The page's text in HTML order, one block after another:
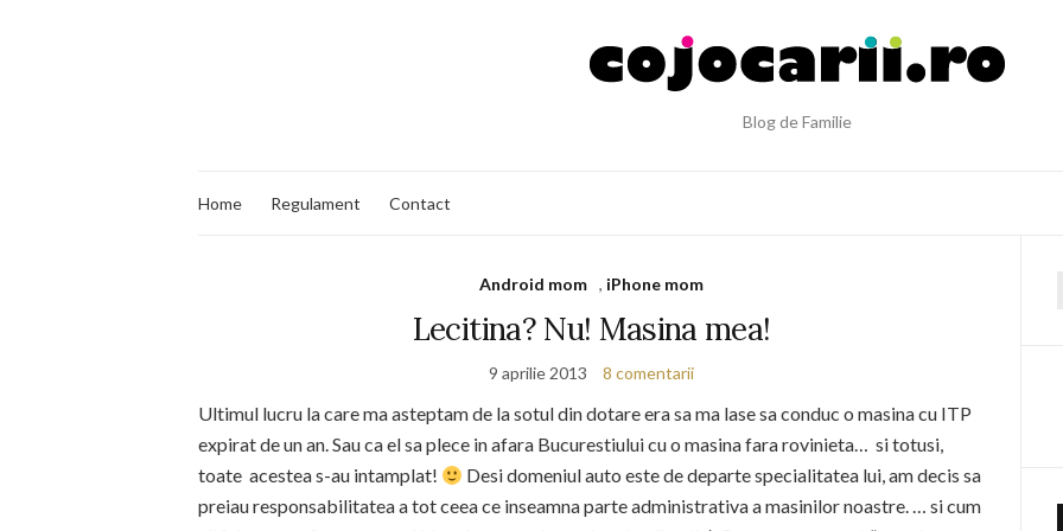
Blog de Familie
Home Regulament Contact
Android mom , iPhone mom
Lecitina? Nu! Masina mea!
9 aprilie 2013 8 comentarii
Ultimul lucru la care ma asteptam de la sotul din dotare era sa ma lase sa conduc o masina cu ITP
expirat de un an. Sau ca el sa plece in afara Bucurestiului cu o masina fara rovinieta… si totusi,
toate acestea s-au intamplat!
Desi domeniul auto este de departe specialitatea lui, am decis sa
preiau responsabilitatea a tot ceea ce inseamna parte administrativa a masinilor noastre. … si cum